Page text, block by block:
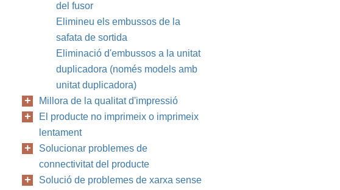
del fusor
Elimineu els embussos de la
safata de sortida
Eliminació d'embussos a la unitat
duplicadora (només models amb
unitat duplicadora)
Millora de la qualitat d'impressió
El producte no imprimeix o imprimeix
lentament
Solucionar problemes de
connectivitat del producte
Solució de problemes de xarxa sense